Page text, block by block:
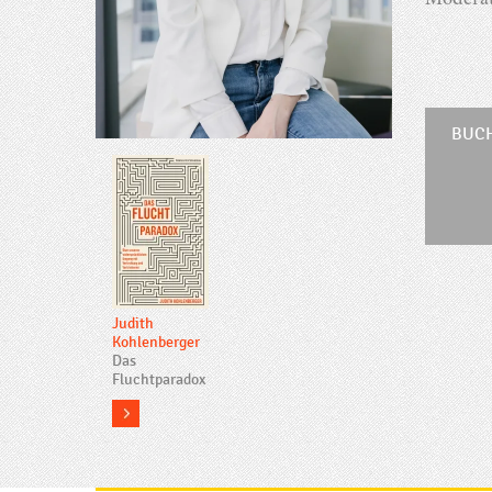
Judith
Kohlenberger
Das
Fluchtparadox
more